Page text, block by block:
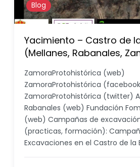
Blog
Yacimiento – Castro de
(Mellanes, Rabanales,
ZamoraProtohistórica (web)
ZamoraProtohistórica
ZamoraProtohistórica (twitter)
Rabanales (web) Fundación
(web) Campañas de
(practicas, formación):
Excavaciones en el Castro de la